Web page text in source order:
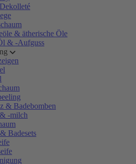
& ätherische Öle
& -Aufguss
& Badebomben
-milch
Badesets